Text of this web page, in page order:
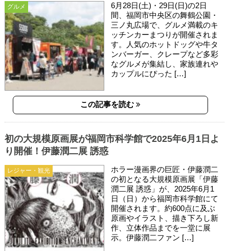
グルメ
6月28日(土)・29日(日)の2日
間、福岡市中央区の舞鶴公園・
三ノ丸広場で、グルメ満載のキ
ッチンカーまつりが開催されま
す。人気のホットドッグや牛タ
ンバーガー、クレープなど多彩
なグルメが集結し、家族連れや
カップルにぴった […]
この記事を読む
レジャー・観光
初の大規模原画展が福岡市科学館で2025年6月1日よ
り開催！伊藤潤二展 誘惑
ホラー漫画界の巨匠・伊藤潤二
の初となる大規模原画展「伊藤
潤二展 誘惑」が、2025年6月1
日（日）から福岡市科学館にて
開催されます。約600点に及ぶ
原画やイラスト、描き下ろし新
作、立体作品までを一堂に展
示。伊藤潤二ファン […]